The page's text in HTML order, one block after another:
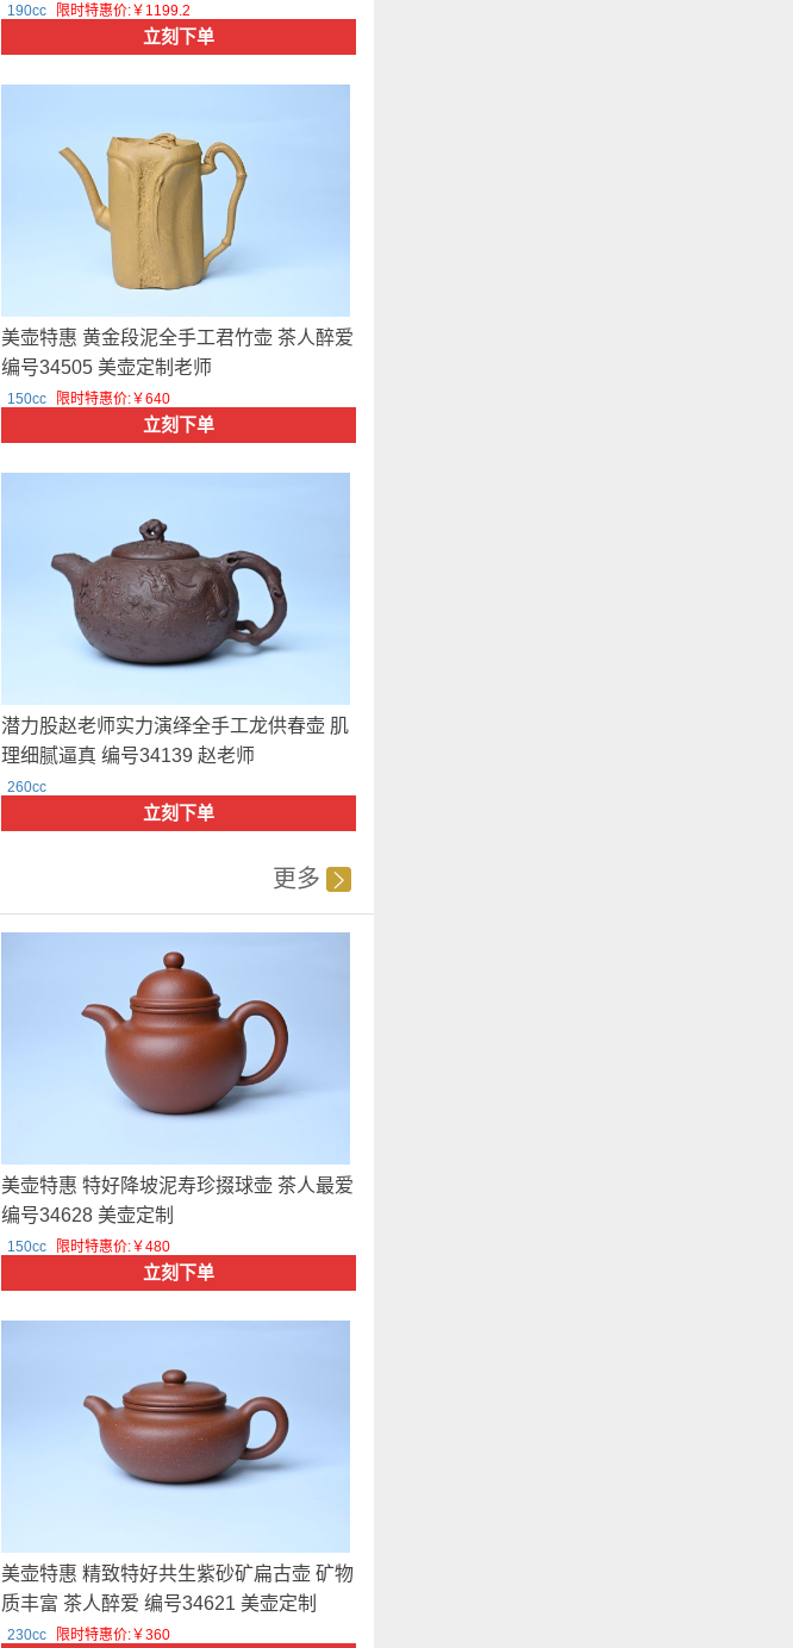
190cc 限时特惠价:￥1199.2
立刻下单
美壶特惠 黄金段泥全手工君竹壶 茶人醉爱
编号34505 美壶定制老师
150cc 限时特惠价:￥640
立刻下单
潜力股赵老师实力演绎全手工龙供春壶 肌
理细腻逼真 编号34139 赵老师
260cc
立刻下单
更多
美壶特惠 特好降坡泥寿珍掇球壶 茶人最爱
编号34628 美壶定制
150cc 限时特惠价:￥480
立刻下单
美壶特惠 精致特好共生紫砂矿扁古壶 矿物
质丰富 茶人醉爱 编号34621 美壶定制
230cc 限时特惠价:￥360